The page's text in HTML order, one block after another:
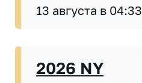
13 августа в 04:33
2026 NY